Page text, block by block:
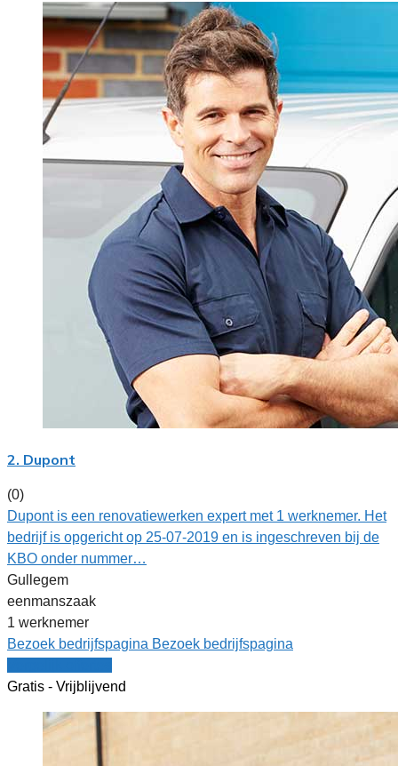
2. Dupont
(0)
Dupont is een renovatiewerken expert met 1 werknemer. Het
bedrijf is opgericht op 25-07-2019 en is ingeschreven bij de
KBO onder nummer…
Gullegem
eenmanszaak
1 werknemer
Bezoek bedrijfspagina Bezoek bedrijfspagina
Gratis - Vrijblijvend